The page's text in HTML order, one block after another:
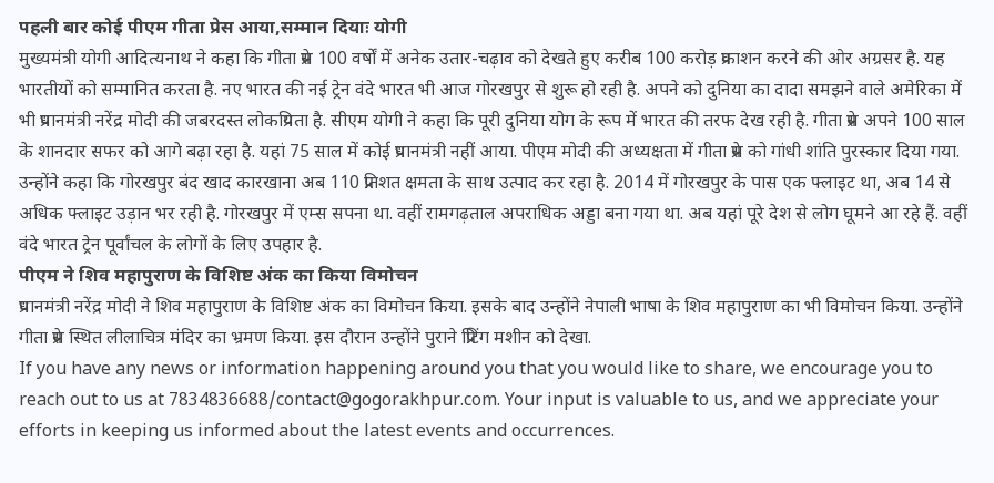
पहली बार कोई पीएम गीता प्रेस आया,सम्मान दियाः योगी
मुख्यमंत्री योगी आदित्यनाथ ने कहा कि गीता प्रेस 100 वर्षों में अनेक उतार-चढ़ाव को देखते हुए करीब 100 करोड़ प्रकाशन करने की ओर अग्रसर है. यह
भारतीयों को सम्मानित करता है. नए भारत की नई ट्रेन वंदे भारत भी आज गोरखपुर से शुरू हो रही है. अपने को दुनिया का दादा समझने वाले अमेरिका में
भी प्रधानमंत्री नरेंद्र मोदी की जबरदस्त लोकप्रियता है. सीएम योगी ने कहा कि पूरी दुनिया योग के रूप में भारत की तरफ देख रही है. गीता प्रेस अपने 100 साल
के शानदार सफर को आगे बढ़ा रहा है. यहां 75 साल में कोई प्रधानमंत्री नहीं आया. पीएम मोदी की अध्यक्षता में गीता प्रेस को गांधी शांति पुरस्कार दिया गया.
उन्होंने कहा कि गोरखपुर बंद खाद कारखाना अब 110 प्रतिशत क्षमता के साथ उत्पाद कर रहा है. 2014 में गोरखपुर के पास एक फ्लाइट था, अब 14 से
अधिक फ्लाइट उड़ान भर रही है. गोरखपुर में एम्स सपना था. वहीं रामगढ़ताल अपराधिक अड्डा बना गया था. अब यहां पूरे देश से लोग घूमने आ रहे हैं. वहीं
वंदे भारत ट्रेन पूर्वांचल के लोगों के लिए उपहार है.
पीएम ने शिव महापुराण के विशिष्ट अंक का किया विमोचन
प्रधानमंत्री नरेंद्र मोदी ने शिव महापुराण के विशिष्ट अंक का विमोचन किया. इसके बाद उन्होंने नेपाली भाषा के शिव महापुराण का भी विमोचन किया. उन्होंने
गीता प्रेस स्थित लीलाचित्र मंदिर का भ्रमण किया. इस दौरान उन्होंने पुराने प्रिटिंग मशीन को देखा.
If you have any news or information happening around you that you would like to share, we encourage you to
reach out to us at 7834836688/contact@gogorakhpur.com. Your input is valuable to us, and we appreciate your
efforts in keeping us informed about the latest events and occurrences.
UPSSSC Lekhpal Recruitment
2025: यूपी में लेखपाल के पदों
पर बंपर भर्ती का विज्ञापन जारी,
जानें कब से शुरू होंगे आवेदन
16 दिसम्बर 2025
UPSSSC Lekhpal Recruitment
2025: यूपी में लेखपाल के पदों
पर बंपर भर्ती का विज्ञापन जारी,
जानें कब से शुरू होंगे आवेदन
16 दिसम्बर 2025